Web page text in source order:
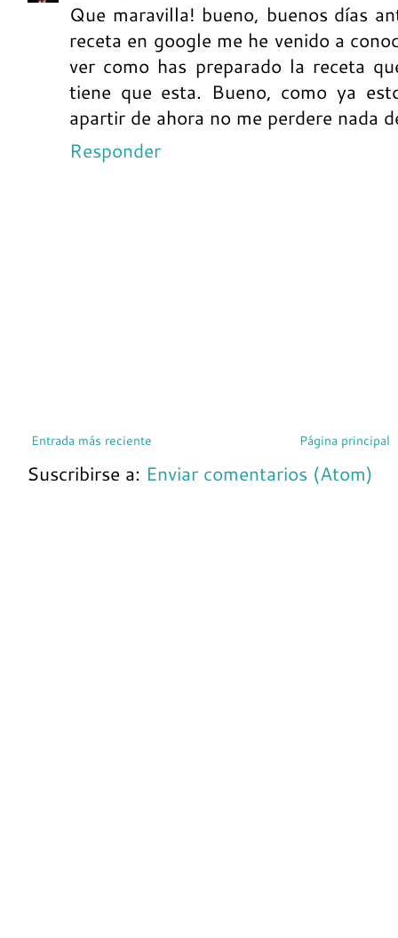
Que maravilla! bueno, buenos días
receta en google me he venido a
ver como has preparado la receta
tiene que esta. Bueno, como ya
apartir de ahora no me perdere nada
Responder
Entrada más reciente Página principal
Suscribirse a: Enviar comentarios (Atom)